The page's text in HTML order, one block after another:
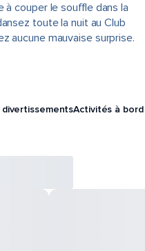
à couper le souffle dans la
toute la nuit au Club
aucune mauvaise surprise.
Activités à bord